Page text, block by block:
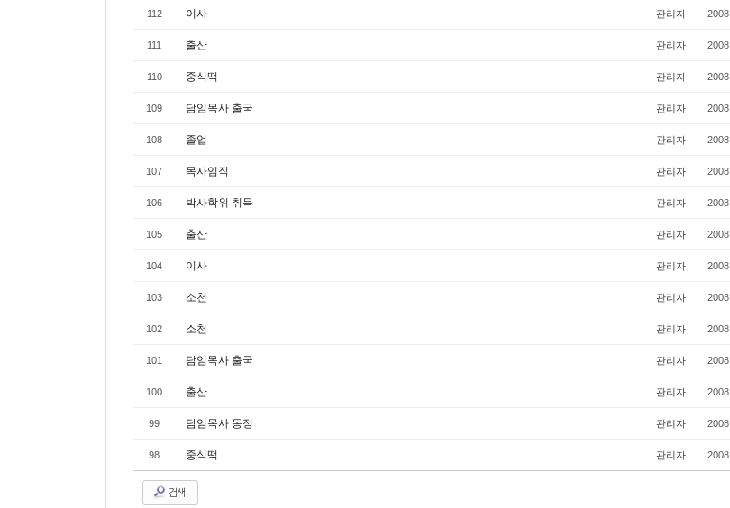
112 이사 관리자
111 출산 관리자
110 중식떡 관리자
109 담임목사 출국 관리자
108 졸업 관리자
107 목사임직 관리자
106 박사학위 취득 관리자
105 출산 관리자
104 이사 관리자
103 소천 관리자
102 소천 관리자
101 담임목사 출국 관리자
100 출산 관리자
99 담임목사 동정 관리자
98 중식떡 관리자
검색